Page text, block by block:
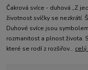
Čakrová svíce - duhová „Z
životnost svíčky se nezkrátí.
Duhové svíce jsou
rozmanitost a plnost života.
které se rodí z rozšiřov...